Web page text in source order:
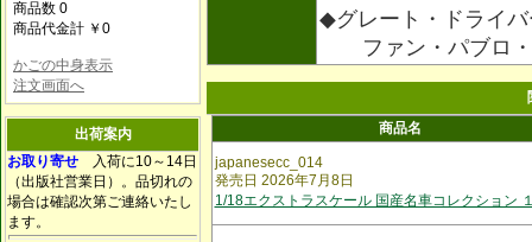
商品数 0
商品代金計 ￥0
かごの中身表示
注文画面へ
出荷案内
お取り寄せ 入荷に10～14日
（出版社営業日）。品切れの
場合は確認次第ご連絡いたし
ます。
◆グレート・ドライ
ファン・パブロ・
商品名
japanesecc_014
発売日 2026年7月8日
1/18エクストラスケール 国産名車コレクション